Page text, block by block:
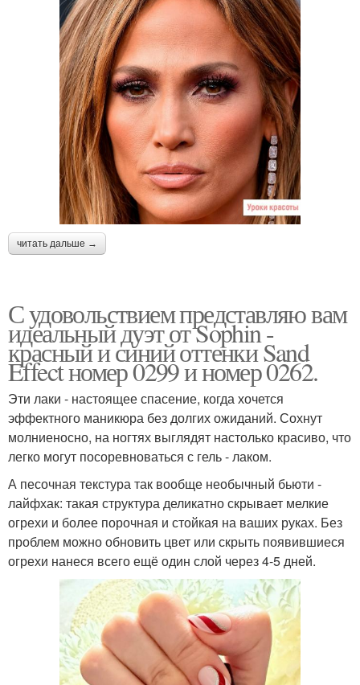
читать дальше →
С удовольствием представляю вам
идеальный дуэт от Sophin -
красный и синий оттенки Sand
Effect номер 0299 и номер 0262.
Эти лаки - настоящее спасение, когда хочется
эффектного маникюра без долгих ожиданий. Сохнут
молниеносно, на ногтях выглядят настолько красиво, что
легко могут посоревноваться с гель - лаком.
А песочная текстура так вообще необычный бьюти -
лайфхак: такая структура деликатно скрывает мелкие
огрехи и более порочная и стойкая на ваших руках. Без
проблем можно обновить цвет или скрыть появившиеся
огрехи нанеся всего ещё один слой через 4-5 дней.